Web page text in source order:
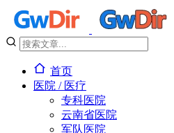
首页
医院 / 医疗
专科医院
云南省医院
军队医院